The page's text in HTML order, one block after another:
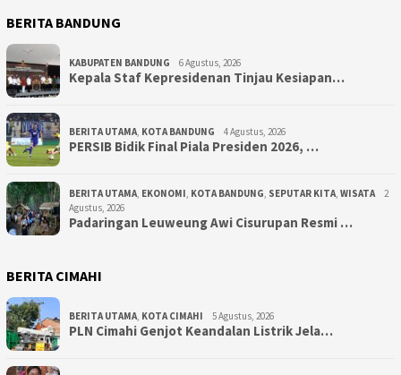
BERITA BANDUNG
KABUPATEN BANDUNG 6 Agustus, 2026
Kepala Staf Kepresidenan Tinjau Kesiapan…
BERITA UTAMA KOTA BANDUNG 4 Agustus, 2026
PERSIB Bidik Final Piala Presiden 2026, …
BERITA UTAMA EKONOMI KOTA BANDUNG SEPUTAR KITA WISATA
2
Agustus, 2026
Padaringan Leuweung Awi Cisurupan Resmi …
BERITA CIMAHI
BERITA UTAMA KOTA CIMAHI 5 Agustus, 2026
PLN Cimahi Genjot Keandalan Listrik Jela…